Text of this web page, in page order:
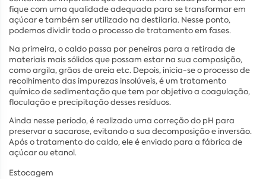
fique com uma qualidade adequada para se transformar em
açúcar e também ser utilizado na destilaria. Nesse ponto,
podemos dividir todo o processo de tratamento em fases.
Na primeira, o caldo passa por peneiras para a retirada de
materiais mais sólidos que possam estar na sua composição,
como argila, grãos de areia etc. Depois, inicia-se o processo de
recolhimento das impurezas insolúveis, é um tratamento
químico de sedimentação que tem por objetivo a coagulação,
floculação e precipitação desses resíduos.
Ainda nesse período, é realizado uma correção do pH para
preservar a sacarose, evitando a sua decomposição e inversão.
Após o tratamento do caldo, ele é enviado para a fábrica de
açúcar ou etanol.
Estocagem